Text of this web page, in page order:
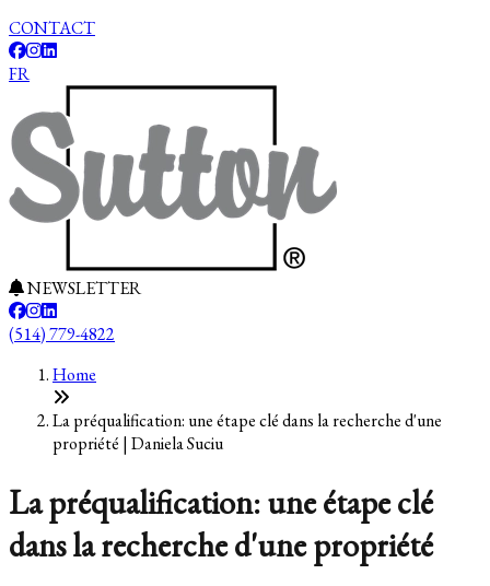
CONTACT
FR
NEWSLETTER
(514) 779-4822
Home
La préqualification: une étape clé dans la recherche d'une
propriété | Daniela Suciu
La préqualification: une étape clé
dans la recherche d'une propriété